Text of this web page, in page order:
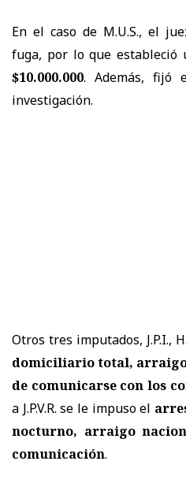
En el caso de M.U.S., el
fuga, por lo que estableció
$10.000.000. Además, fijó
investigación.
Otros tres imputados, J.P.I.,
domiciliario total,
de comunicarse con los
a J.P.V.R. se le impuso el
nocturno, arraigo
comunicación.